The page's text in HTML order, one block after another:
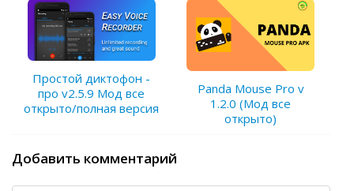
Простой диктофон -
про v2.5.9 Мод все
открыто/полная версия
Panda Mouse Pro v
1.2.0 (Мод все
открыто)
Добавить комментарий